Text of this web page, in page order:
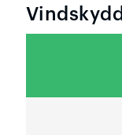
Vindskydd